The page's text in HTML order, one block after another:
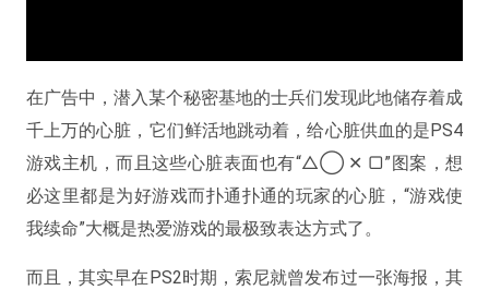
在广告中，潜入某个秘密基地的士兵们发现此地储存着成
千上万的心脏，它们鲜活地跳动着，给心脏供血的是PS4
游戏主机，而且这些心脏表面也有“△◯ ✕ ▢”图案，想
必这里都是为好游戏而扑通扑通的玩家的心脏，“游戏使
我续命”大概是热爱游戏的最极致表达方式了。
而且，其实早在PS2时期，索尼就曾发布过一张海报，其